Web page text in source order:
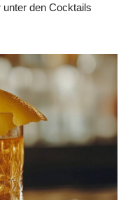
den Cocktails